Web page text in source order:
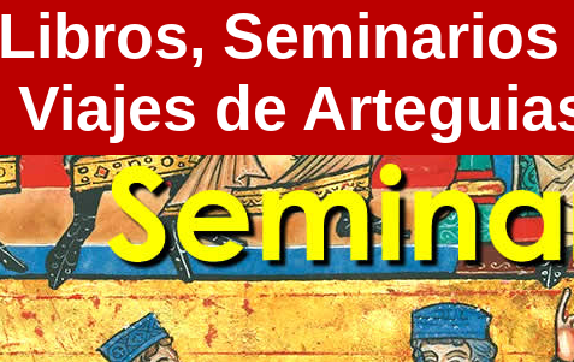
Libros, Seminarios
Viajes de